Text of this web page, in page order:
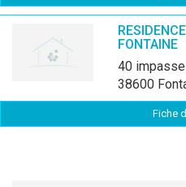
FONTAINE
40
38600
Fiche